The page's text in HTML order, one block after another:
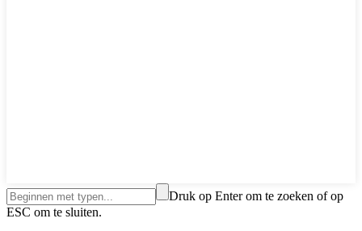
Druk op Enter om te zoeken of op
ESC om te sluiten.